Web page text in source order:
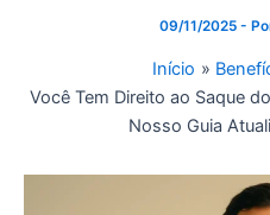
09/11/2025 -
Início
Você Tem Direito ao Saque
Nosso Guia